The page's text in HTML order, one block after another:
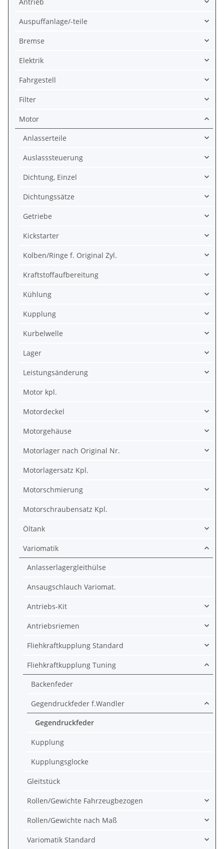
Auspuffanlage/-teile
Bremse
Elektrik
Fahrgestell
Filter
Motor
Anlasserteile
Auslasssteuerung
Dichtung, Einzel
Dichtungssätze
Getriebe
Kickstarter
Kolben/Ringe f. Original Zyl.
Kraftstoffaufbereitung
Kühlung
Kupplung
Kurbelwelle
Lager
Leistungsänderung
Motor kpl.
Motordeckel
Motorgehäuse
Motorlager nach Original Nr.
Motorlagersatz Kpl.
Motorschmierung
Motorschraubensatz Kpl.
Öltank
Variomatik
Anlasserlagergleithülse
Ansaugschlauch Variomat.
Antriebs-Kit
Antriebsriemen
Fliehkraftkupplung Standard
Fliehkraftkupplung Tuning
Backenfeder
Gegendruckfeder f.Wandler
Gegendruckfeder
Kupplung
Kupplungsglocke
Gleitstück
Rollen/Gewichte Fahrzeugbezogen
Rollen/Gewichte nach Maß
Variomatik Standard